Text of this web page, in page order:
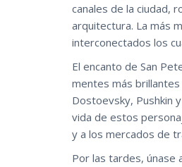
canales de la ciudad,
arquitectura. La más
interconectados los
El encanto de San
mentes más
Dostoevsky, Pushkin
vida de estos
y a los mercados de
Por las tardes, únase